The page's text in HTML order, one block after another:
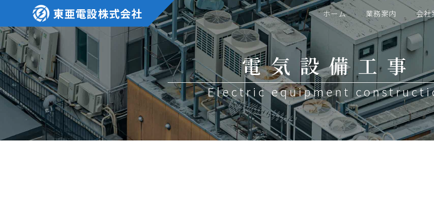
東亜電設株式会社 ホーム 業務案内 会社
電気設備工事
Electricequipment